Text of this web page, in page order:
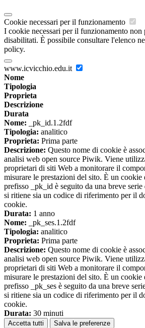
Cookie necessari per il funzionamento
I cookie necessari per il funzionamento non
disabilitati. È possibile consultare l'elenco
policy.
www.icvicchio.edu.it
Nome
Tipologia
Proprieta
Descrizione
Durata
Nome: _pk_id.1.2fdf
Tipologia: analitico
Proprieta: Prima parte
Descrizione: Questo nome di cookie è
analisi web open source Piwik. Viene
proprietari di siti Web a monitorare il
misurare le prestazioni del sito. È un
prefisso _pk_id è seguito da una breve
si ritiene sia un codice di riferimento per il
cookie.
Durata: 1 anno
Nome: _pk_ses.1.2fdf
Tipologia: analitico
Proprieta: Prima parte
Descrizione: Questo nome di cookie è
analisi web open source Piwik. Viene
proprietari di siti Web a monitorare il
misurare le prestazioni del sito. È un
prefisso _pk_ses è seguito da una breve
si ritiene sia un codice di riferimento per il
cookie.
Durata: 30 minuti
Accetta tutti Salva le preferenze